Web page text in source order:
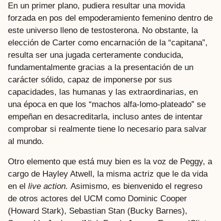
En un primer plano, pudiera resultar una movida
forzada en pos del empoderamiento femenino dentro de
este universo lleno de testosterona. No obstante, la
elección de Carter como encarnación de la “capitana”,
resulta ser una jugada certeramente conducida,
fundamentalmente gracias a la presentación de un
carácter sólido, capaz de imponerse por sus
capacidades, las humanas y las extraordinarias, en
una época en que los “machos alfa-lomo-plateado” se
empeñan en desacreditarla, incluso antes de intentar
comprobar si realmente tiene lo necesario para salvar
al mundo.
Otro elemento que está muy bien es la voz de Peggy, a
cargo de Hayley Atwell, la misma actriz que le da vida
en el live action. Asimismo, es bienvenido el regreso
de otros actores del UCM como Dominic Cooper
(Howard Stark), Sebastian Stan (Bucky Barnes),